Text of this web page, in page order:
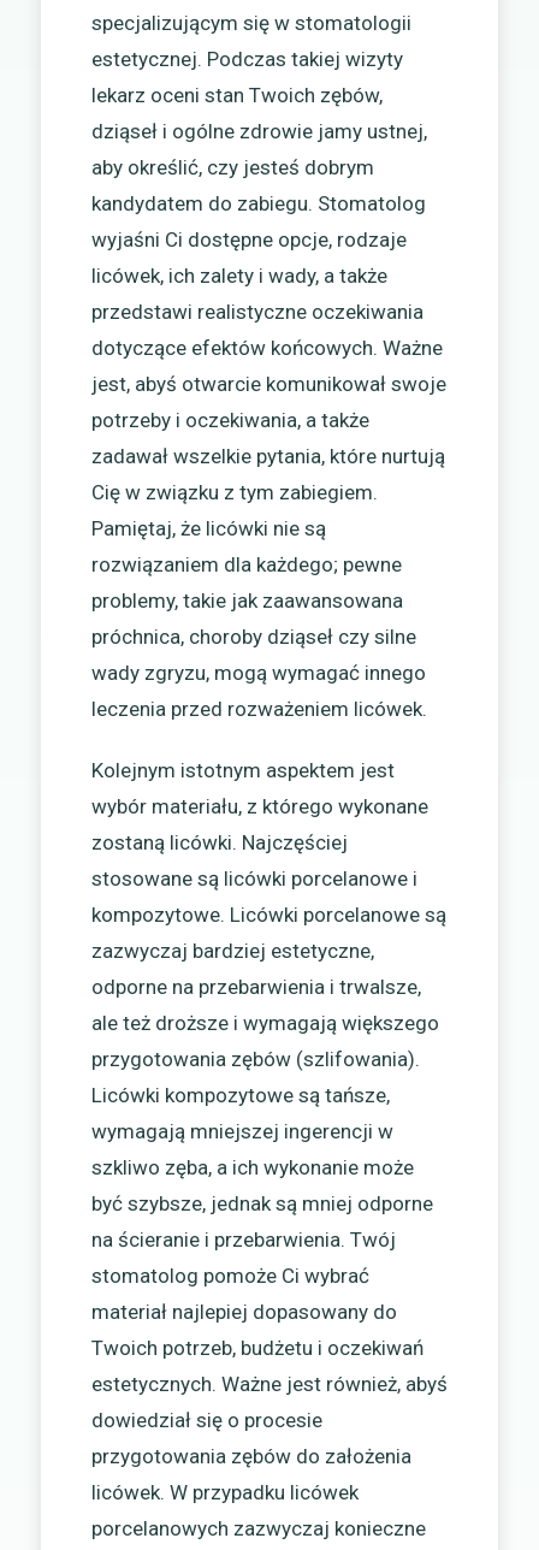
specjalizującym się w stomatologii
estetycznej. Podczas takiej wizyty
lekarz oceni stan Twoich zębów,
dziąseł i ogólne zdrowie jamy ustnej,
aby określić, czy jesteś dobrym
kandydatem do zabiegu. Stomatolog
wyjaśni Ci dostępne opcje, rodzaje
licówek, ich zalety i wady, a także
przedstawi realistyczne oczekiwania
dotyczące efektów końcowych. Ważne
jest, abyś otwarcie komunikował swoje
potrzeby i oczekiwania, a także
zadawał wszelkie pytania, które nurtują
Cię w związku z tym zabiegiem.
Pamiętaj, że licówki nie są
rozwiązaniem dla każdego; pewne
problemy, takie jak zaawansowana
próchnica, choroby dziąseł czy silne
wady zgryzu, mogą wymagać innego
leczenia przed rozważeniem licówek.
Kolejnym istotnym aspektem jest
wybór materiału, z którego wykonane
zostaną licówki. Najczęściej
stosowane są licówki porcelanowe i
kompozytowe. Licówki porcelanowe są
zazwyczaj bardziej estetyczne,
odporne na przebarwienia i trwalsze,
ale też droższe i wymagają większego
przygotowania zębów (szlifowania).
Licówki kompozytowe są tańsze,
wymagają mniejszej ingerencji w
szkliwo zęba, a ich wykonanie może
być szybsze, jednak są mniej odporne
na ścieranie i przebarwienia. Twój
stomatolog pomoże Ci wybrać
materiał najlepiej dopasowany do
Twoich potrzeb, budżetu i oczekiwań
estetycznych. Ważne jest również, abyś
dowiedział się o procesie
przygotowania zębów do założenia
licówek. W przypadku licówek
porcelanowych zazwyczaj konieczne